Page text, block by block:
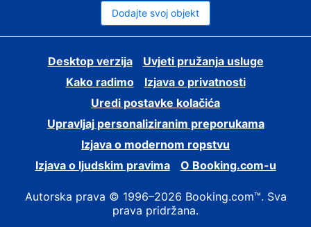
Dodajte svoj objekt
Desktop verzija
Uvjeti pružanja usluge
Kako radimo
Izjava o privatnosti
Uredi postavke kolačića
Upravljaj personaliziranim preporukama
Izjava o modernom ropstvu
Izjava o ljudskim pravima
O Booking.com-u
Autorska prava © 1996–2026 Booking.com™. Sva
prava pridržana.